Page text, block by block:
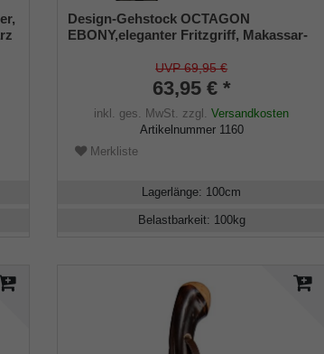
Design-Gehstock OCTAGON
EBONY,eleganter Fritzgriff, Makassar-
Stock Buchenholz schwarz Ring aus
Perlmutt/Onyx.
UVP 69,95 €
63,95 € *
inkl. ges. MwSt. zzgl.Versandkosten
Artikelnummer 1160
Merkliste
Lagerlänge: 100cm
Belastbarkeit: 100kg